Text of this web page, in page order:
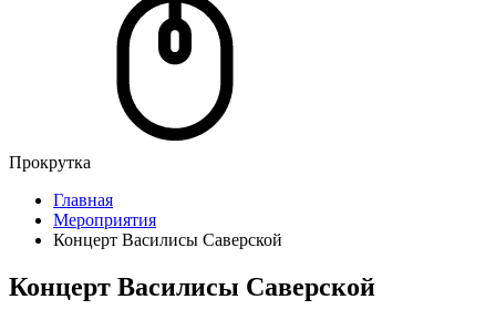
Прокрутка
Главная
Мероприятия
Концерт Василисы Саверской
Концерт Василисы Саверской